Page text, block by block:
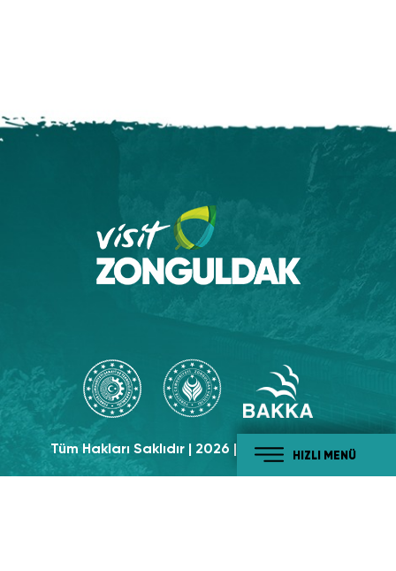
HIZLI MENÜ
Tüm Hakları Saklıdır | 2026 | Visit Zonguldak